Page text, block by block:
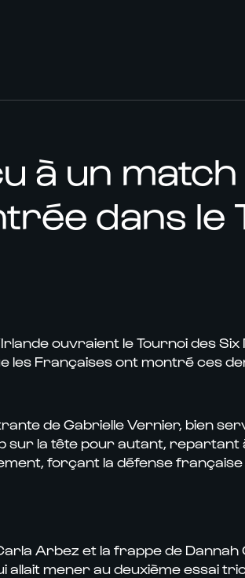
à un
dans le
ouvraient le Tournoi des
les Françaises ont montré ces
de Gabrielle Vernier, bien
sur la tête pour autant, repartant
forçant la défense
Arbez et la frappe de
mener au deuxième essai